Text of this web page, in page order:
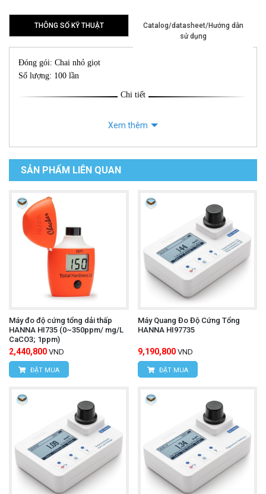
THÔNG SỐ KỸ THUẬT
Catalog/datasheet/Hướng dẫn
sử dụng
Đóng gói: Chai nhỏ giọt
Số lượng: 100 lần
Chi tiết
Xem thêm
SẢN PHẨM LIÊN QUAN
Máy đo độ cứng tổng dải thấp
HANNA HI735 (0~350ppm/ mg/L
CaCO3; 1ppm)
2,440,800 VND
ĐẶT MUA
Máy Quang Đo Độ Cứng Tổng
HANNA HI97735
9,190,800 VND
ĐẶT MUA